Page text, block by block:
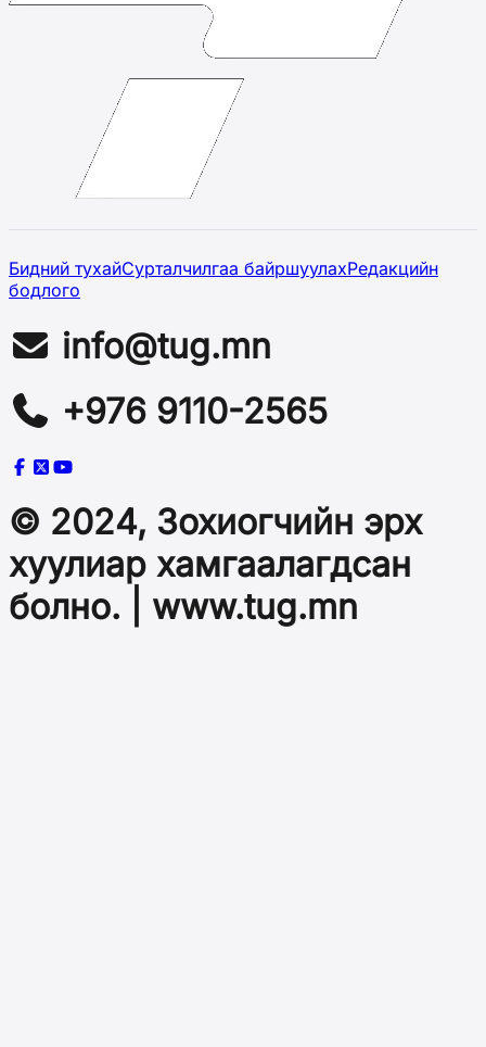
Бидний тухайСурталчилгаа байршуулахРедакцийн
бодлого
info@tug.mn
+976 9110-2565
© 2024, Зохиогчийн эрх
хуулиар хамгаалагдсан
болно. | www.tug.mn